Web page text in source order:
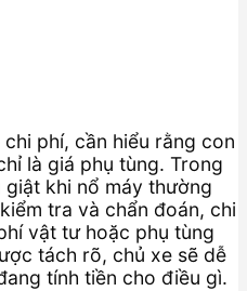
phí, cần hiểu rằng con
là giá phụ tùng. Trong
khi nổ máy thường
tra và chẩn đoán, chi
vật tư hoặc phụ tùng
tách rõ, chủ xe sẽ dễ
tính tiền cho điều gì.